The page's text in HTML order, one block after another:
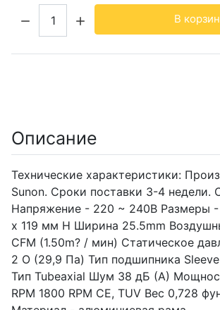
В
Описание
Технические характеристики:
Sunon. Сроки поставки 3-4 недели.
Напряжение - 220 ~ 240В Размеры -
х 119 мм H Ширина 25.5mm
CFM (1.50m? / мин) Статическое
2 O (29,9 Па) Тип подшипника
Тип Tubeaxial Шум 38 дБ (А)
RPM 1800 RPM CE, TUV Вес 0,728